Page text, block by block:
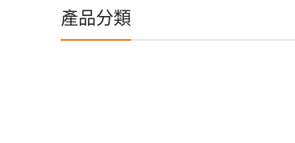
產品分類